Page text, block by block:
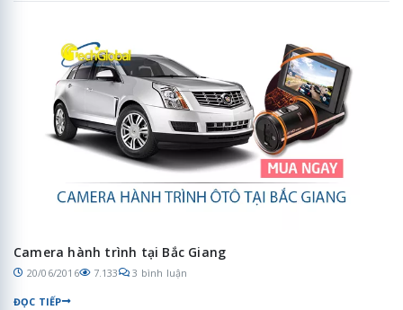
Camera hành trình tại Bắc Giang
20/06/2016 7.133 3 bình luận
ĐỌC TIẾP